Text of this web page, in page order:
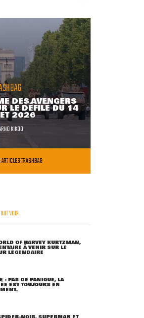
DES AVENGERS
LE DÉFILÉ DU 14
2026
KIKOO
TRASHBAG
VOIR
OF HARVEY KURTZMAN,
À VENIR SUR LE
LÉGENDAIRE
: PAS DE PANIQUE, LA
EST TOUJOURS EN